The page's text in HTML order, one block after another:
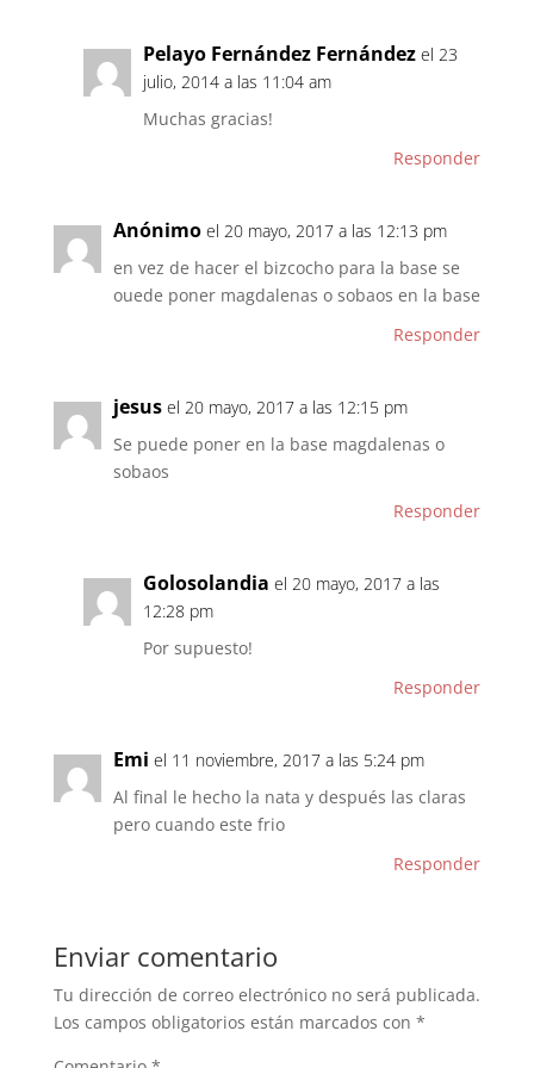
Pelayo Fernández Fernández el 23
julio, 2014 a las 11:04 am
Muchas gracias!
Responder
Anónimo el 20 mayo, 2017 a las 12:13 pm
en vez de hacer el bizcocho para la base se
ouede poner magdalenas o sobaos en la base
Responder
jesus el 20 mayo, 2017 a las 12:15 pm
Se puede poner en la base magdalenas o
sobaos
Responder
Golosolandia el 20 mayo, 2017 a las
12:28 pm
Por supuesto!
Responder
Emi el 11 noviembre, 2017 a las 5:24 pm
Al final le hecho la nata y después las claras
pero cuando este frio
Responder
Enviar comentario
Tu dirección de correo electrónico no será publicada.
Los campos obligatorios están marcados con *